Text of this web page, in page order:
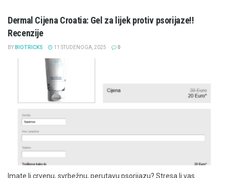
Dermal Cijena Croatia: Gel za lijek protiv psorijaze!!
Recenzije
BY BIOTRICKS 11 STUDENOGA, 2025 0
Imate li crvenu, svrbežnu, perutavu psorijazu? Stresa li vas